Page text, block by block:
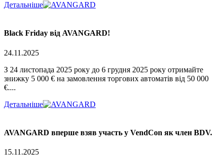
Детальніше
Black Friday від AVANGARD!
24.11.2025
З 24 листопада 2025 року до 6 грудня 2025 року отримайте
знижку 5 000 € на замовлення торгових автоматів від 50 000
€....
Детальніше
AVANGARD вперше взяв участь у VendCon як член BDV.
15.11.2025